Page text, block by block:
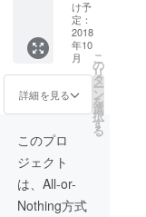
てご招
待いた
します
【限定
２名
様】。
会場は
東京
ビック
サイト
で、事
前にＥ
ｖｅｒ
ｙｔｈ
ｉｎｇ
け予
定：
2018
年10
月
詳細を見る
こ
の
リ
タ
ー
ン
を
選
択
す
る
このプロ
ジェクト
は、All-or-
Nothing方式